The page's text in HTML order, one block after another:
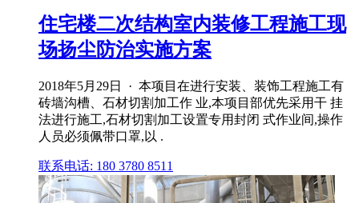
住宅楼二次结构室内装修工程施工现
场扬尘防治实施方案
2018年5月29日 · 本项目在进行安装、装饰工程施工有
砖墙沟槽、石材切割加工作 业,本项目部优先采用干 挂
法进行施工,石材切割加工设置专用封闭 式作业间,操作
人员必须佩带口罩,以 .
联系电话: 180 3780 8511